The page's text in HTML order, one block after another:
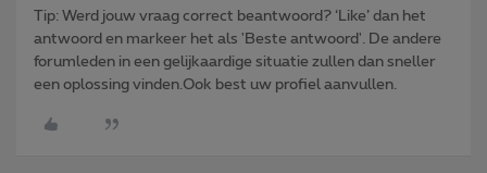
Tip: Werd jouw vraag correct beantwoord? ‘Like’ dan het
antwoord en markeer het als 'Beste antwoord'. De andere
forumleden in een gelijkaardige situatie zullen dan sneller
een oplossing vinden.Ook best uw profiel aanvullen.